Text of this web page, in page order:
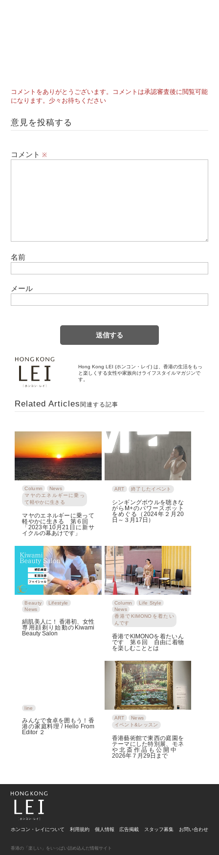
コメントをありがとうございます。コメントは承認審査後に閲覧可能
になります。少々お待ちください
意見を投稿する
コメント※
名前
メール
Hong Kong LEI (ホンコン・レイ) は、香港の生活をもっ
と楽しくする女性や家族向けライフスタイルマガジンで
す。
Related Articles 関連する記事
Column
News
マヤのエネルギーに乗っ
て軽やかに生きる
マヤのエネルギーに乗って
軽やかに生きる 第６回
「2023年10月21日に新サ
イクルの幕あけです」
ART 終了したイベント
シンギングボウルを聴きな
がらM+のパワースポット
をめぐる（2024年２月20
日～３月17日）
Beauty
Lifestyle
News
絹肌美人に！ 香港初、女性
専用顔剃り始動のKiwami
Beauty Salon
Column
Life Style
News
香港でKIMONOを着たい
んです
香港でKIMONOを着たいん
です 第６回 自由に着物
を楽しむこととは
line
みんなで食卓を囲もう！香
港の家庭料理 / Hello From
Editor ２
ART
News
イベント&レッスン
香港藝術館で東西の庭園を
テーマにした特別展、モネ
や北斎作品も公開中
2026年７月29日まで
ホンコン・レイについて 利用規約 個人情報 広告掲載 スタッフ募集 お問い合わせ
香港の「楽しい」をいっぱい詰め込んだ情報サイト